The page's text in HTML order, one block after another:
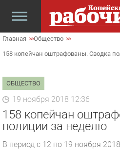
Главная Общество
158 копейчан оштрафованы. Сводка
ОБЩЕСТВО
19 ноября 2018 12:36
158 копейчан
полиции за неделю
В период с 12 по 19 ноября